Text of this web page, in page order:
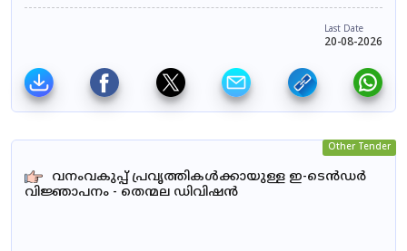
Last Date
20-08-2026
Other Tender
വനംവകുപ്പ് പ്രവൃത്തികൾക്കായുള്ള ഇ-ടെൻഡർ
വിജ്ഞാപനം - തെന്മല ഡിവിഷൻ